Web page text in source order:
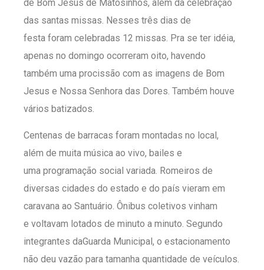
de Bom Jesus de Matosinhos, além da celebração
das santas missas. Nesses três dias de
festa foram celebradas 12 missas. Pra se ter idéia,
apenas no domingo ocorreram oito, havendo
também uma procissão com as imagens de Bom
Jesus e Nossa Senhora das Dores. Também houve
vários batizados.
Centenas de barracas foram montadas no local,
além de muita música ao vivo, bailes e
uma programação social variada. Romeiros de
diversas cidades do estado e do país vieram em
caravana ao Santuário. Ônibus coletivos vinham
e voltavam lotados de minuto a minuto. Segundo
integrantes daGuarda Municipal, o estacionamento
não deu vazão para tamanha quantidade de veículos.